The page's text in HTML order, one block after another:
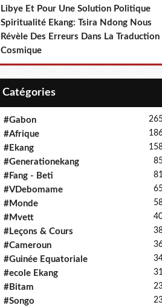
Libye Et Pour Une Solution Politique
Spiritualité Ekang: Tsira Ndong Nous
Révèle Des Erreurs Dans La Traduction
Cosmique
Catégories
#Gabon
#Afrique
#Ekang
#Generationekang
#Fang - Beti
#VDebomame
#Monde
#Mvett
#Leçons & Cours
#Cameroun
#Guinée Equatoriale
#ecole Ekang
#Bitam
#Songo